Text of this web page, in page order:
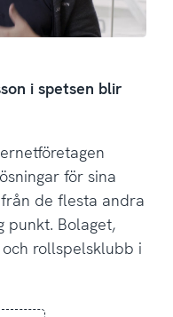
i spetsen blir
för sina
de flesta andra
punkt. Bolaget,
rollspelsklubb i